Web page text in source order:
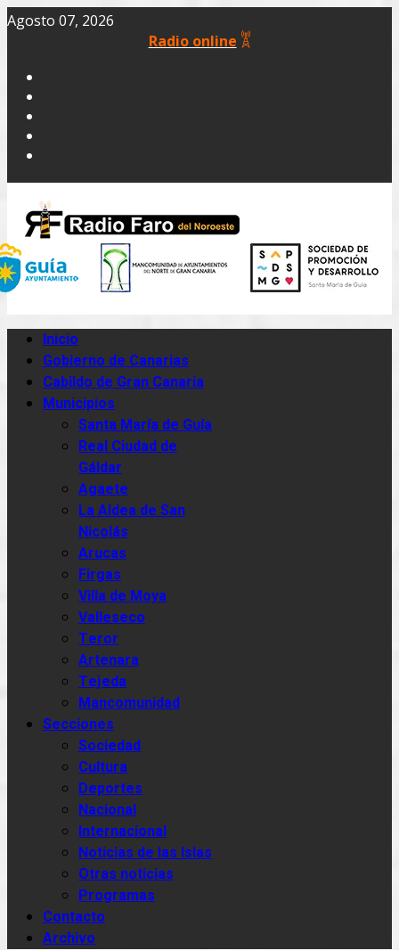
Agosto 07, 2026
Radio online
Inicio
Gobierno de Canarias
Cabildo de Gran Canaria
Municipios
Santa María de Guía
Real Ciudad de
Gáldar
Agaete
La Aldea de San
Nicolás
Arucas
Firgas
Villa de Moya
Valleseco
Teror
Artenara
Tejeda
Mancomunidad
Secciones
Sociedad
Cultura
Deportes
Nacional
Internacional
Noticias de las Islas
Otras noticias
Programas
Contacto
Archivo